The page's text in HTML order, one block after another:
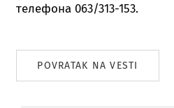
телефона 063/313-153.
POVRATAK NA VESTI